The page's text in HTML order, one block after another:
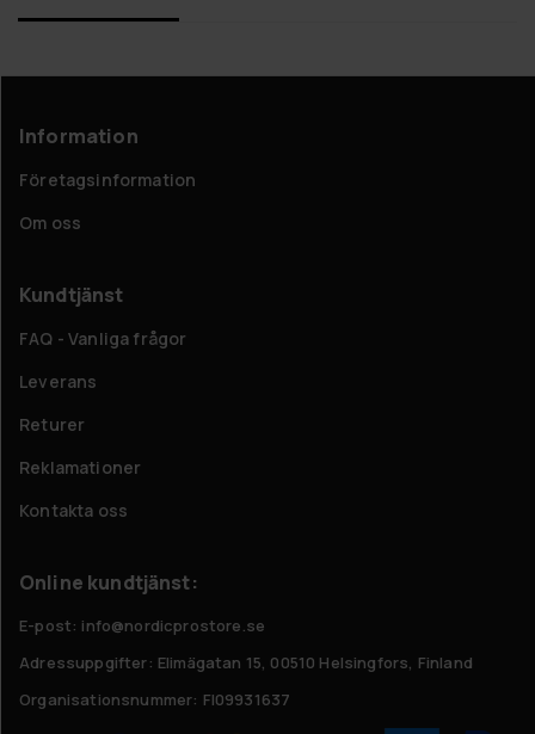
Information
Företagsinformation
Om oss
Kundtjänst
FAQ - Vanliga frågor
Leverans
Returer
Reklamationer
Kontakta oss
Online kundtjänst:
E-post: info@nordicprostore.se
Adressuppgifter: Elimägatan 15, 00510 Helsingfors, Finland
Organisationsnummer: FI09931637